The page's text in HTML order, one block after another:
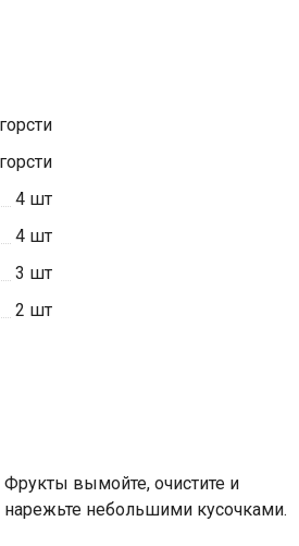
горсти
4шт
4шт
3 шт
2 шт
Фрукты вымойте, очистите и
нарежьте небольшими кусочками.